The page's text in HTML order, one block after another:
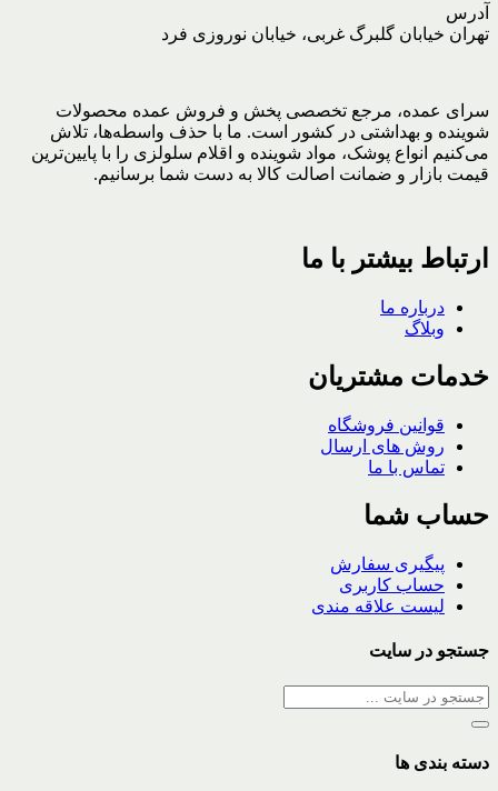
آدرس
تهران خیابان گلبرگ غربی، خیابان نوروزی فرد
سرای عمده، مرجع تخصصی پخش و فروش عمده محصولات
شوینده و بهداشتی در کشور است. ما با حذف واسطه‌ها، تلاش
می‌کنیم انواع پوشک، مواد شوینده و اقلام سلولزی را با پایین‌ترین
قیمت بازار و ضمانت اصالت کالا به دست شما برسانیم.
ارتباط بیشتر با ما
درباره ما
وبلاگ
خدمات مشتریان
قوانین فروشگاه
روش های ارسال
تماس با ما
حساب شما
پیگیری سفارش
حساب کاربری
لیست علاقه مندی
جستجو در سایت
دسته بندی ها